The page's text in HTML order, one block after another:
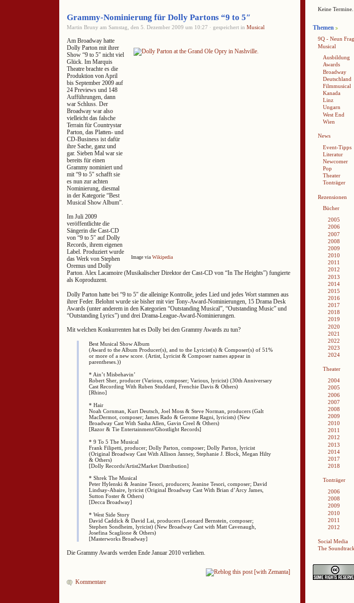
Grammy-Nominierung für Dolly Partons “9 to 5″
Martin Bruny am Samstag, den 5. Dezember 2009 um 10:27 · gespeichert in Musical
Image via Wikipedia
Am Broadway hatte
Dolly Parton mit ihrer
Show “9 to 5″ nicht viel
Glück. Im Marquis
Theatre brachte es die
Produktion von April
bis September 2009 auf
24 Previews und 148
Aufführungen, dann
war Schluss. Der
Broadway war also
vielleicht das falsche
Terrain für Countrystar
Parton, das Platten- und
CD-Business ist dafür
ihre Sache, ganz und
gar. Sieben Mal war sie
bereits für einen
Grammy nominiert und
mit “9 to 5″ schafft sie
es nun zur achten
Nominierung, diesmal
in der Kategorie “Best
Musical Show Album”.
Im Juli 2009
veröffentlichte die
Sängerin die Cast-CD
von “9 to 5″ auf Dolly
Records, ihrem eigenen
Label. Produziert wurde
das Werk von Stephen
Oremus und Dolly
Parton. Alex Lacamoire (Musikalischer Direktor der Cast-CD von “In The Heights”) fungierte
als Koproduzent.
Dolly Parton hatte bei “9 to 5″ die alleinige Kontrolle, jedes Lied und jedes Wort stammen aus
ihrer Feder. Belohnt wurde sie bisher mit vier Tony-Award-Nominierungen, 15 Drama Desk
Awards (unter anderem in den Kategorien “Outstanding Musical”, “Outstanding Music” und
“Outstanding Lyrics”) und drei Drama-League-Award-Nominierungen.
Mit welchen Konkurrenten hat es Dolly bei den Grammy Awards zu tun?
Best Musical Show Album
(Award to the Album Producer(s), and to the Lyricist(s) & Composer(s) of 51%
or more of a new score. (Artist, Lyricist & Composer names appear in
parentheses.))
* Ain’t Misbehavin’
Robert Sher, producer (Various, composer; Various, lyricist) (30th Anniversary
Cast Recording With Ruben Studdard, Frenchie Davis & Others)
[Rhino]
* Hair
Noah Cornman, Kurt Deutsch, Joel Moss & Steve Norman, producers (Galt
MacDermot, composer; James Rado & Gerome Ragni, lyricists) (New
Broadway Cast With Sasha Allen, Gavin Creel & Others)
[Razor & Tie Entertainment/Ghostlight Records]
* 9 To 5 The Musical
Frank Filipetti, producer; Dolly Parton, composer; Dolly Parton, lyricist
(Original Broadway Cast With Allison Janney, Stephanie J. Block, Megan Hilty
& Others)
[Dolly Records/Artist2Market Distribution]
* Shrek The Musical
Peter Hylenski & Jeanine Tesori, producers; Jeanine Tesori, composer; David
Lindsay-Abaire, lyricist (Original Broadway Cast With Brian d’Arcy James,
Sutton Foster & Others)
[Decca Broadway]
* West Side Story
David Caddick & David Lai, producers (Leonard Bernstein, composer;
Stephen Sondheim, lyricist) (New Broadway Cast with Matt Cavenaugh,
Josefina Scaglione & Others)
[Masterworks Broadway]
Die Grammy Awards werden Ende Januar 2010 verliehen.
Kommentare
Keine Termine.
Themen
9Q - Neun
Musical
Ausbildung
Awards
Broadway
Deutschland
Filmmusical
Kanada
Linz
Ungarn
West End
Wien
News
Event-Tipps
Literatur
Newcomer
Pop
Theater
Tonträger
Rezensionen
Bücher
2005
2006
2007
2008
2009
2010
2011
2012
2013
2014
2015
2016
2017
2018
2019
2020
2021
2022
2023
2024
Theater
2004
2005
2006
2007
2008
2009
2010
2011
2012
2013
2014
2017
2018
Tonträger
2006
2008
2009
2010
2011
2012
Social Media
The